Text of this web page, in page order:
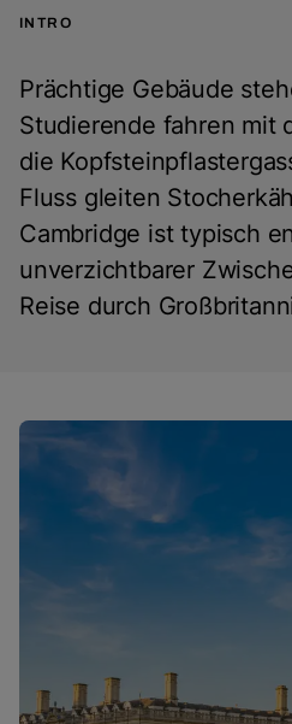
INTRO
Prächtige Gebäude
Studierende fahren mit
die
Fluss gleiten
Cambridge ist typisch
unverzichtbarer
Reise durch